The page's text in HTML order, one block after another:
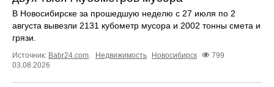
В Новосибирске за прошедшую неделю с 27 июля по 2
августа вывезли 2131 кубометр мусора и 2002 тонны смета и
грязи.
Источник: Babr24.com Недвижимость Новосибирск
799
03.08.2026